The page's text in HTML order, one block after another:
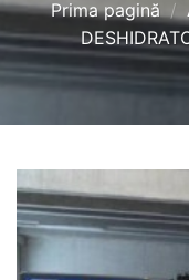
Prima pagină /